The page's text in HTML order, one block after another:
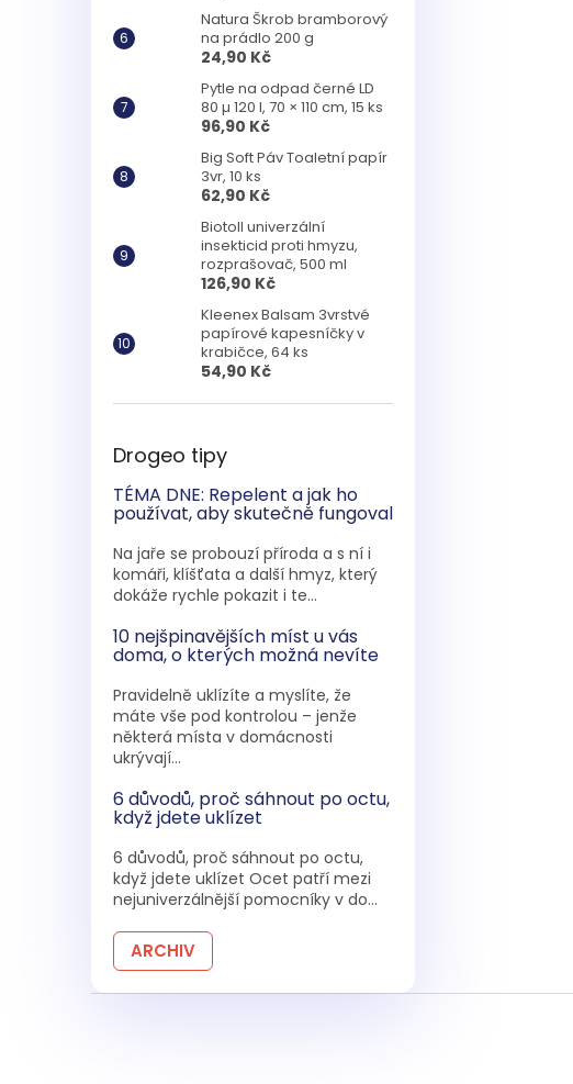
Natura Škrob bramborový
na prádlo 200 g
24,90 Kč
Pytle na odpad černé LD
80 µ 120 l, 70 × 110 cm, 15 ks
96,90 Kč
Big Soft Páv Toaletní papír
3vr, 10 ks
62,90 Kč
Biotoll univerzální
insekticid proti hmyzu,
rozprašovač, 500 ml
126,90 Kč
Kleenex Balsam 3vrstvé
papírové kapesníčky v
krabičce, 64 ks
54,90 Kč
Drogeo tipy
TÉMA DNE: Repelent a jak ho
používat, aby skutečně fungoval
Na jaře se probouzí příroda a s ní i
komáři, klíšťata a další hmyz, který
dokáže rychle pokazit i te...
10 nejšpinavějších míst u vás
doma, o kterých možná nevíte
Pravidelně uklízíte a myslíte, že
máte vše pod kontrolou – jenže
některá místa v domácnosti
ukrývají...
6 důvodů, proč sáhnout po octu,
když jdete uklízet
6 důvodů, proč sáhnout po octu,
když jdete uklízet Ocet patří mezi
nejuniverzálnější pomocníky v do...
ARCHIV